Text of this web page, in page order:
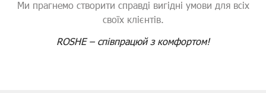
Ми прагнемо створити справді вигідні умови для всіх
своїх клієнтів.
ROSHE – співпрацюй з комфортом!